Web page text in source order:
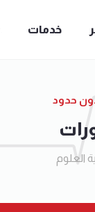
خدمات
حدود
العلوم